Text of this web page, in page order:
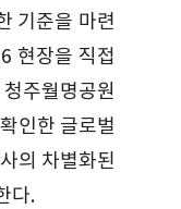
기준을 마련
현장을 직접
주월명공원
인한 글로벌
의 차별화된
다.